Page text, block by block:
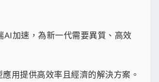
加速，為新一代需要異質、高效
用提供高效率且經濟的解決方案。